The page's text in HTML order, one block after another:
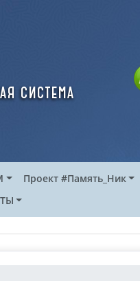
система
Проект #Память_Ник